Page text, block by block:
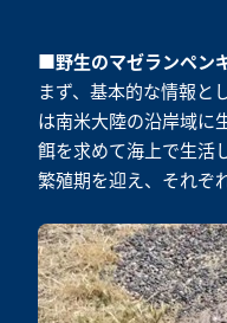
■野生のマゼランペン
まず、基本的な情報と
は南米大陸の沿岸域に
餌を求めて海上で生活
繁殖期を迎え、それぞ